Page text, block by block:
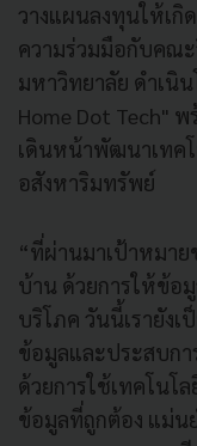
วางแผนลงทุนให้เกิ
ความร่วมมือกับคณ
มหาวิทยาลัย ดำเนิ
Home Dot Tech"
เดินหน้าพัฒนาเทค
อสังหาริมทรัพย์
“ที่ผ่านมาเป้าหมา
บ้าน ด้วยการให้ข้อ
บริโภค วันนี้เรายัง
ข้อมูลและประสบก
ด้วยการใช้เทคโนโ
ข้อมูลที่ถูกต้อง แม่น